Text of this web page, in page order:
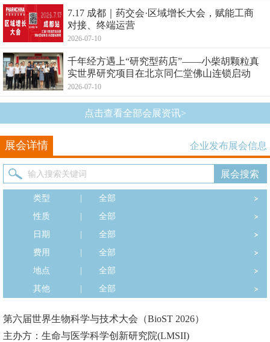
7.17 成都｜药交会·区域增长大会，赋能工商
对接、终端运营
2026-07-10
千年经方遇上“研究型药店”——小柴胡颗粒真
实世界研究项目在北京同仁堂佛山连锁启动
2026-07-10
点击查看全部会展资讯>
展会详情 企业发布展会信息
类型
全部
性质
全部
日期
全部
费用
全部
地点
全部
其他
全部
第六届世界生物科学与技术大会（BioST 2026）
主办方：生命与医学科学创新研究院(LMSII)